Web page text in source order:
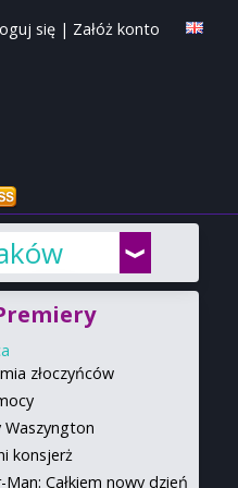
się | Załóż konto
złoczyńców
Waszyngton
konsjerż
Man: Całkiem nowy dzień